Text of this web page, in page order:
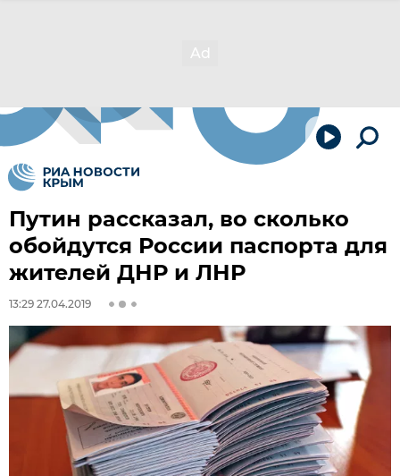
Путин рассказал, во сколько
обойдутся России паспорта для
жителей ДНР и ЛНР
13:29 27.04.2019